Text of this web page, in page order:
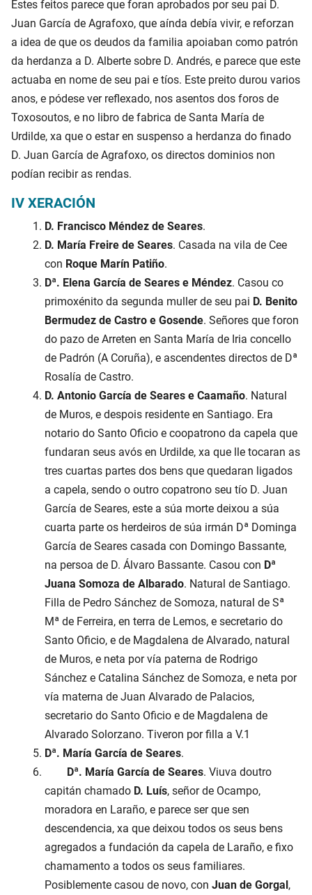
Estes feitos parece que foran aprobados por seu pai D.
Juan García de Agrafoxo, que aínda debía vivir, e reforzan
a idea de que os deudos da familia apoiaban como patrón
da herdanza a D. Alberte sobre D. Andrés, e parece que este
actuaba en nome de seu pai e tíos. Este preito durou varios
anos, e pódese ver reflexado, nos asentos dos foros de
Toxosoutos, e no libro de fabrica de Santa María de
Urdilde, xa que o estar en suspenso a herdanza do finado
D. Juan García de Agrafoxo, os directos dominios non
podían recibir as rendas.
IV XERACIÓN
D. Francisco Méndez de Seares.
D. María Freire de Seares. Casada na vila de Cee
con Roque Marín Patiño.
Dª. Elena García de Seares e Méndez. Casou co
primoxénito da segunda muller de seu pai D. Benito
Bermudez de Castro e Gosende. Señores que foron
do pazo de Arreten en Santa María de Iria concello
de Padrón (A Coruña), e ascendentes directos de Dª
Rosalía de Castro.
D. Antonio García de Seares e Caamaño. Natural
de Muros, e despois residente en Santiago. Era
notario do Santo Oficio e coopatrono da capela que
fundaran seus avós en Urdilde, xa que lle tocaran as
tres cuartas partes dos bens que quedaran ligados
a capela, sendo o outro copatrono seu tío D. Juan
García de Seares, este a súa morte deixou a súa
cuarta parte os herdeiros de súa irmán Dª Dominga
García de Seares casada con Domingo Bassante,
na persoa de D. Álvaro Bassante. Casou con Dª
Juana Somoza de Albarado. Natural de Santiago.
Filla de Pedro Sánchez de Somoza, natural de Sª
Mª de Ferreira, en terra de Lemos, e secretario do
Santo Oficio, e de Magdalena de Alvarado, natural
de Muros, e neta por vía paterna de Rodrigo
Sánchez e Catalina Sánchez de Somoza, e neta por
vía materna de Juan Alvarado de Palacios,
secretario do Santo Oficio e de Magdalena de
Alvarado Solorzano. Tiveron por filla a V.1
Dª. María García de Seares.
Dª. María García de Seares. Viuva doutro
capitán chamado D. Luís, señor de Ocampo,
moradora en Laraño, e parece ser que sen
descendencia, xa que deixou todos os seus bens
agregados a fundación da capela de Laraño, e fixo
chamamento a todos os seus familiares.
Posiblemente casou de novo, con Juan de Gorgal ,